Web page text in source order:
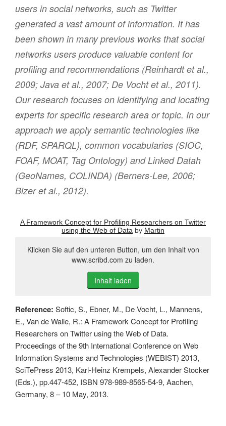
users in social networks, such as Twitter
generated a vast amount of information. It has
been shown in many previous works that social
networks users produce valuable content for
profiling and recommendations (Reinhardt et al.,
2009; Java et al., 2007; De Vocht et al., 2011).
Our research focuses on identifying and locating
experts for specific research area or topic. In our
approach we apply semantic technologies like
(RDF, SPARQL), common vocabularies (SIOC,
FOAF, MOAT, Tag Ontology) and Linked Datah
(GeoNames, COLINDA) (Berners-Lee, 2006;
Bizer et al., 2012).
A Framework Concept for Profiling Researchers on Twitter
using the Web of Data by Martin
Klicken Sie auf den unteren Button, um den Inhalt von
www.scribd.com zu laden.
Inhalt laden
Reference: Softic, S., Ebner, M., De Vocht, L., Mannens,
E., Van de Walle, R.: A Framework Concept for Profiling
Researchers on Twitter using the Web of Data.
Proceedings of the 9th International Conference on Web
Information Systems and Technologies (WEBIST) 2013,
SciTePress 2013, Karl-Heinz Krempels, Alexander Stocker
(Eds.), pp.447-452, ISBN 978-989-8565-54-9, Aachen,
Germany, 8 – 10 May, 2013.